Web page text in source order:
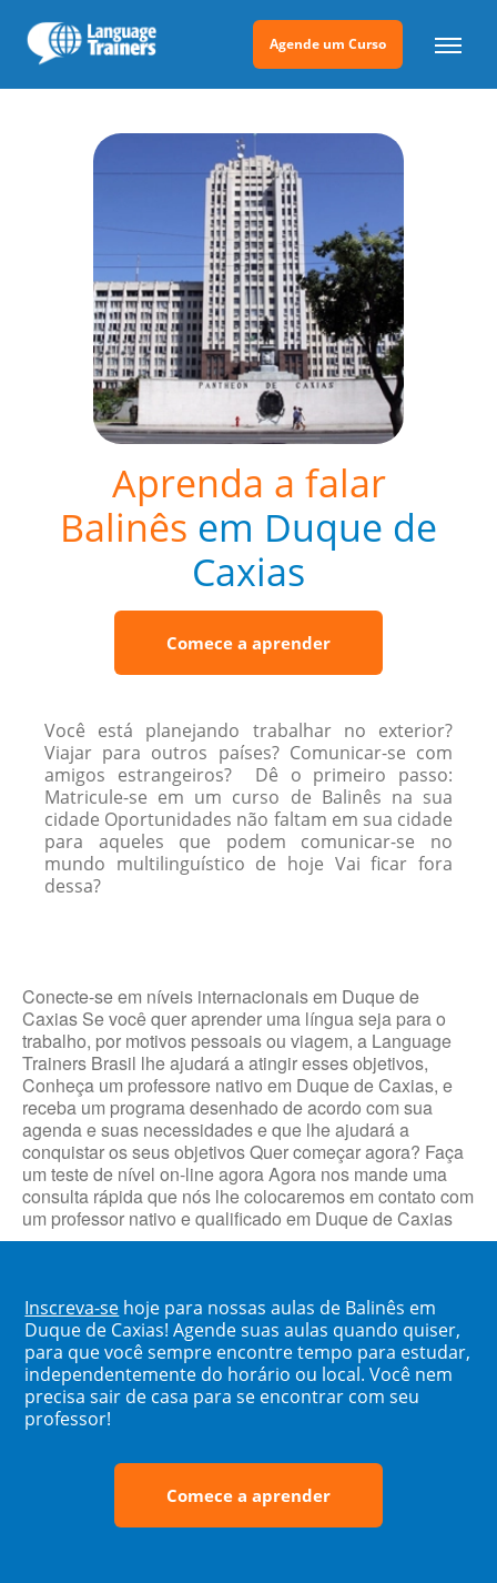
Agende um Curso
Aprenda a falar
Balinês em Duque de
Caxias
Comece a aprender
Você está planejando trabalhar no exterior?
Viajar para outros países? Comunicar-se com
amigos estrangeiros? Dê o primeiro passo:
Matricule-se em um curso de Balinês na sua
cidade Oportunidades não faltam em sua cidade
para aqueles que podem comunicar-se no
mundo multilinguístico de hoje Vai ficar fora
dessa?
Conecte-se em níveis internacionais em Duque de
Caxias Se você quer aprender uma língua seja para o
trabalho, por motivos pessoais ou viagem, a Language
Trainers Brasil lhe ajudará a atingir esses objetivos,
Conheça um professore nativo em Duque de Caxias, e
receba um programa desenhado de acordo com sua
agenda e suas necessidades e que lhe ajudará a
conquistar os seus objetivos Quer começar agora? Faça
um teste de nível on-line agora Agora nos mande uma
consulta rápida que nós lhe colocaremos em contato com
um professor nativo e qualificado em Duque de Caxias
Inscreva-se hoje para nossas aulas de Balinês em
Duque de Caxias! Agende suas aulas quando quiser,
para que você sempre encontre tempo para estudar,
independentemente do horário ou local. Você nem
precisa sair de casa para se encontrar com seu
professor!
Comece a aprender